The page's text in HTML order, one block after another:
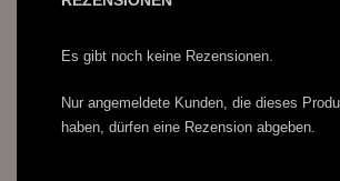
Es gibt noch keine Rezensionen.
Nur angemeldete Kunden, die dieses
haben, dürfen eine Rezension abgeben.